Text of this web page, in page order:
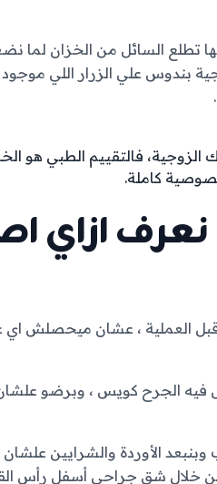
تطلع السائل من الخزان لما
بندوس علي الزرار اللي
الزوجية، فالتقييم الطبي هو
كاملة.
نعرف ازاي
العملية ، عشان ميحصلش
فيه الجرح كويس ، وبرضو
الأوردة والشرايين
من خلال شق جراحي أسفل